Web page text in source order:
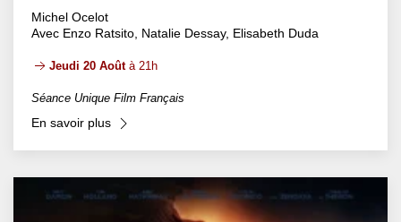
Michel Ocelot
Avec Enzo Ratsito, Natalie Dessay, Elisabeth Duda
Jeudi 20 Aoûtà 21h
Séance Unique Film Français
En savoir plus